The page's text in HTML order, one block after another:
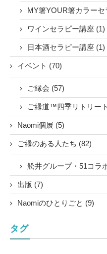
MY箸YOUR箸カラーセ
ワインセラピー講座 (1)
日本酒セラピー講座 (1)
イベント (70)
ご縁会 (57)
ご縁道™四季リトリー
Naomi個展 (5)
ご縁のある人たち (82)
舩井グループ・51コラ
出版 (7)
Naomiのひとりごと (9)
タグ